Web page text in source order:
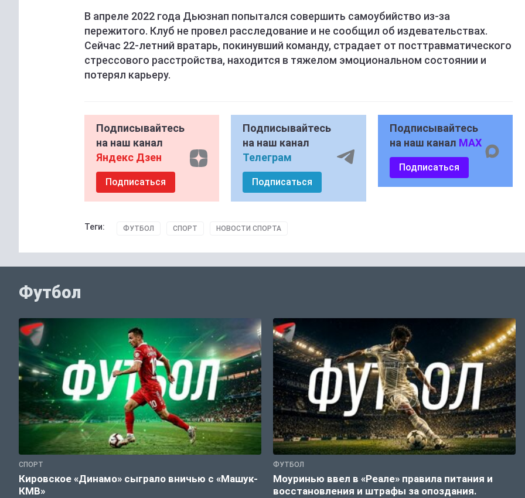
В апреле 2022 года Дьюзнап попытался совершить самоубийство из-за
пережитого. Клуб не провел расследование и не сообщил об издевательствах.
Сейчас 22-летний вратарь, покинувший команду, страдает от посттравматического
стрессового расстройства, находится в тяжелом эмоциональном состоянии и
потерял карьеру.
Подписывайтесь
на наш канал
Яндекс Дзен
Подписаться
Подписывайтесь
на наш канал
Телеграм
Подписаться
Подписывайтесь
на наш канал MAX
Подписаться
Теги: ФУТБОЛ СПОРТ НОВОСТИ СПОРТА
Футбол
СПОРТ
Кировское «Динамо» сыграло вничью с «Машук-
КМВ»
ФУТБОЛ
Моуринью ввел в «Реале» правила питания и
восстановления и штрафы за опоздания.